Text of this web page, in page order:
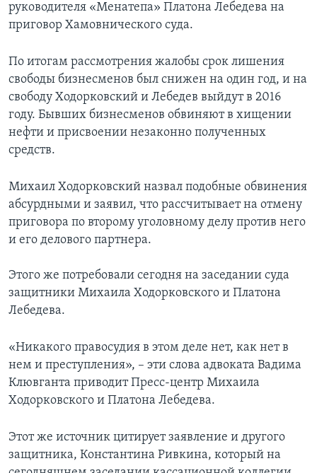
руководителя «Менатепа» Платона Лебедева на
приговор Хамовнического суда.
По итогам рассмотрения жалобы срок лишения
свободы бизнесменов был снижен на один год, и на
свободу Ходорковский и Лебедев выйдут в 2016
году. Бывших бизнесменов обвиняют в хищении
нефти и присвоении незаконно полученных
средств.
Михаил Ходорковский назвал подобные обвинения
абсурдными и заявил, что рассчитывает на отмену
приговора по второму уголовному делу против него
и его делового партнера.
Этого же потребовали сегодня на заседании суда
защитники Михаила Ходорковского и Платона
Лебедева.
«Никакого правосудия в этом деле нет, как нет в
нем и преступления», – эти слова адвоката Вадима
Клювганта приводит Пресс-центр Михаила
Ходорковского и Платона Лебедева.
Этот же источник цитирует заявление и другого
защитника, Константина Ривкина, который на